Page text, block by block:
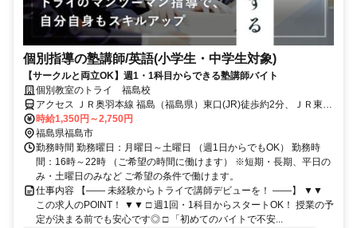
個別指導の塾講師/英語(小学生・中学生対象)
【サークルと両立OK】週1・1科目からできる塾講師バイト
個別教室のトライ 福島校
アクセス ＪＲ奥羽本線 福島（福島県）東口(JR)徒歩約2分、ＪＲ東北
新幹線 福島（福島県）東口(JR)徒歩約2分、ＪＲ東北本線 福島（福島
県）東口(JR)徒歩約2分 JR東北本線福島駅徒歩３分
時給1,350円～2,750円
福島県福島市
勤務時間 勤務曜日：月曜日～土曜日 （週1日からでもOK） 勤務時
間：16時～22時 （ご希望の時間に働けます） ※短期・長期、平日の
み・土曜日のみなど ご希望の条件で働けます。
仕事内容 【―― 未経験からトライで講師デビューを！ ――】 ▼▼
この求人のPOINT！ ▼▼ □ 週1回・1科目からスタートOK！ 授業の予
定が決まる前でも安心です◎ □ 「初めてのバイトで不安...